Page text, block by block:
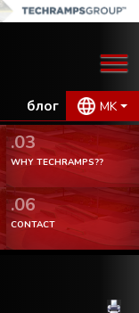
блог MK
.03
WHY TECHRAMPS??
.06
CONTACT